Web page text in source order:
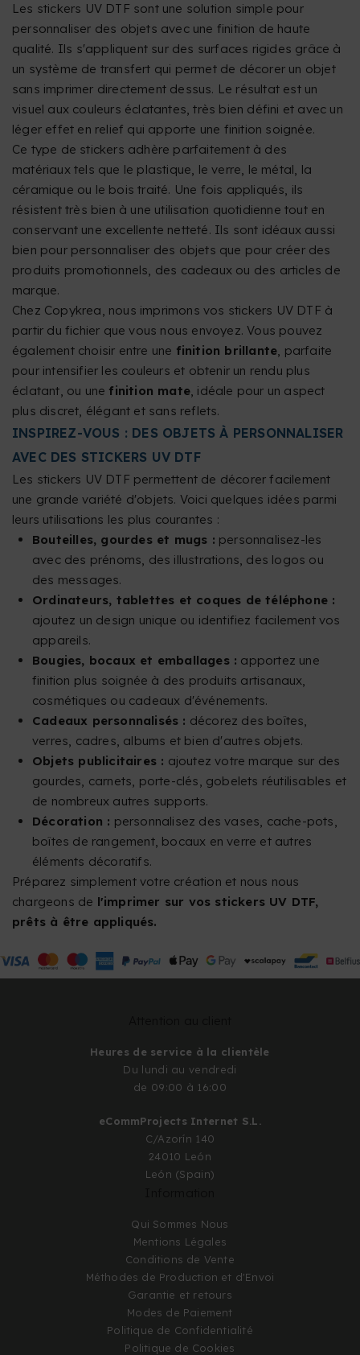
Les stickers UV DTF sont une solution simple pour
personnaliser des objets avec une finition de haute
qualité. Ils s'appliquent sur des surfaces rigides grâce à
un système de transfert qui permet de décorer un objet
sans imprimer directement dessus. Le résultat est un
visuel aux couleurs éclatantes, très bien défini et avec un
léger effet en relief qui apporte une finition soignée.
Ce type de stickers adhère parfaitement à des
matériaux tels que le plastique, le verre, le métal, la
céramique ou le bois traité. Une fois appliqués, ils
résistent très bien à une utilisation quotidienne tout en
conservant une excellente netteté. Ils sont idéaux aussi
bien pour personnaliser des objets que pour créer des
produits promotionnels, des cadeaux ou des articles de
marque.
Chez Copykrea, nous imprimons vos stickers UV DTF à
partir du fichier que vous nous envoyez. Vous pouvez
également choisir entre une finition brillante, parfaite
pour intensifier les couleurs et obtenir un rendu plus
éclatant, ou une finition mate, idéale pour un aspect
plus discret, élégant et sans reflets.
INSPIREZ-VOUS : DES OBJETS À PERSONNALISER
AVEC DES STICKERS UV DTF
Les stickers UV DTF permettent de décorer facilement
une grande variété d'objets. Voici quelques idées parmi
leurs utilisations les plus courantes :
Bouteilles, gourdes et mugs : personnalisez-les
avec des prénoms, des illustrations, des logos ou
des messages.
Ordinateurs, tablettes et coques de téléphone :
ajoutez un design unique ou identifiez facilement vos
appareils.
Bougies, bocaux et emballages : apportez une
finition plus soignée à des produits artisanaux,
cosmétiques ou cadeaux d'événements.
Cadeaux personnalisés : décorez des boîtes,
verres, cadres, albums et bien d'autres objets.
Objets publicitaires : ajoutez votre marque sur des
gourdes, carnets, porte-clés, gobelets réutilisables et
de nombreux autres supports.
Décoration : personnalisez des vases, cache-pots,
boîtes de rangement, bocaux en verre et autres
éléments décoratifs.
Préparez simplement votre création et nous nous
chargeons de l'imprimer sur vos stickers UV DTF,
prêts à être appliqués.
Heures de service à la clientèle
Du lundi au vendredi
de 09:00 à 16:00
eCommProjects Internet S.L.
C/Azorín 140
24010 León
León (Spain)
Qui Sommes Nous
Mentions Légales
Conditions de Vente
Méthodes de Production et d'Envoi
Garantie et retours
Modes de Paiement
Politique de Confidentialité
Politique de Cookies